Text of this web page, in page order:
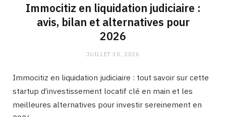
Immocitiz en liquidation judiciaire :
avis, bilan et alternatives pour
2026
JUILLET 30, 2026
Immocitiz en liquidation judiciaire : tout savoir sur cette
startup d’investissement locatif clé en main et les
meilleures alternatives pour investir sereinement en